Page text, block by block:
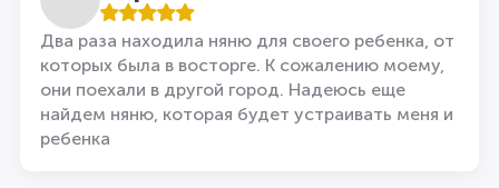
Два раза находила няню для своего ребенка, от
которых была в восторге. К сожалению моему,
они поехали в другой город. Надеюсь еще
найдем няню, которая будет устраивать меня и
ребенка